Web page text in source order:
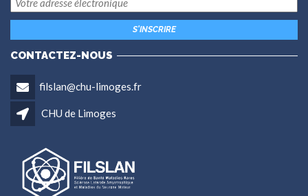
CONTACTEZ-NOUS
filslan@chu-limoges.fr
CHU de Limoges